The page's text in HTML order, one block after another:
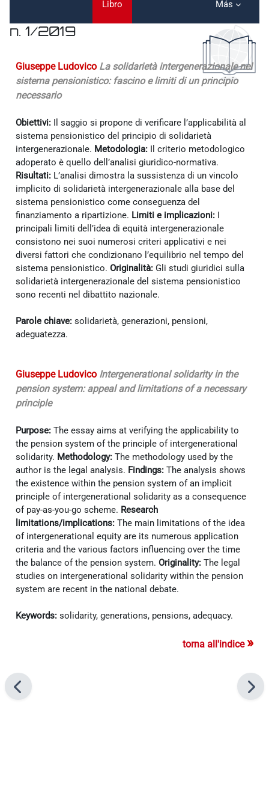
Libro Más
n. 1/2019
Giuseppe Ludovico La solidarietà intergenerazionale nel
sistema pensionistico: fascino e limiti di un principio
necessario
Obiettivi: Il saggio si propone di verificare l’applicabilità al
sistema pensionistico del principio di solidarietà
intergenerazionale. Metodologia: Il criterio metodologico
adoperato è quello dell’analisi giuridico-normativa.
Risultati: L’analisi dimostra la sussistenza di un vincolo
implicito di solidarietà intergenerazionale alla base del
sistema pensionistico come conseguenza del
finanziamento a ripartizione. Limiti e implicazioni: I
principali limiti dell’idea di equità intergenerazionale
consistono nei suoi numerosi criteri applicativi e nei
diversi fattori che condizionano l’equilibrio nel tempo del
sistema pensionistico. Originalità: Gli studi giuridici sulla
solidarietà intergenerazionale del sistema pensionistico
sono recenti nel dibattito nazionale.
Parole chiave: solidarietà, generazioni, pensioni,
adeguatezza.
Giuseppe Ludovico Intergenerational solidarity in the
pension system: appeal and limitations of a necessary
principle
Purpose: The essay aims at verifying the applicability to
the pension system of the principle of intergenerational
solidarity. Methodology: The methodology used by the
author is the legal analysis. Findings: The analysis shows
the existence within the pension system of an implicit
principle of intergenerational solidarity as a consequence
of pay-as-you-go scheme. Research
limitations/implications: The main limitations of the idea
of intergenerational equity are its numerous application
criteria and the various factors influencing over the time
the balance of the pension system. Originality: The legal
studies on intergenerational solidarity within the pension
system are recent in the national debate.
Keywords: solidarity, generations, pensions, adequacy.
torna all'indice »